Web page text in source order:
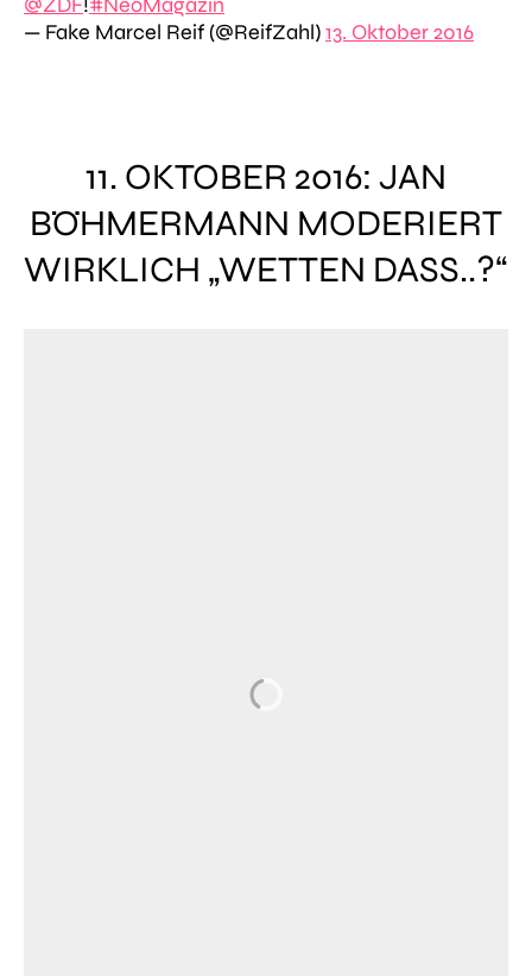
— Fake Marcel Reif (@ReifZahl)13. Oktober 2016
11. OKTOBER 2016: JAN
BÖHMERMANN MODERIERT
WIRKLICH „WETTEN DASS..?“